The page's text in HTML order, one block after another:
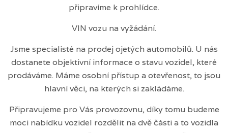
připravíme k prohlídce.
VIN vozu na vyžádání.
Jsme specialisté na prodej ojetých automobilů. U nás
dostanete objektivní informace o stavu vozidel, které
prodáváme. Máme osobní přístup a otevřenost, to jsou
hlavní věci, na kterých si zakládáme.
Připravujeme pro Vás provozovnu, díky tomu budeme
moci nabídku vozidel rozdělit na dvě části a to vozidla